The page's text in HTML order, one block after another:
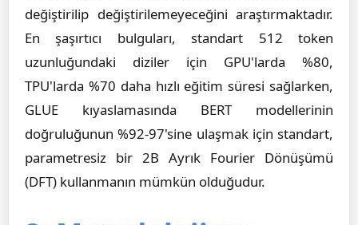
değiştirilip değiştirilemeyeceğini araştırmaktadır.
En şaşırtıcı bulguları, standart 512 token
uzunluğundaki diziler için GPU'larda %80,
TPU'larda %70 daha hızlı eğitim süresi sağlarken,
GLUE kıyaslamasında BERT modellerinin
doğruluğunun %92-97'sine ulaşmak için standart,
parametresiz bir 2B Ayrık Fourier Dönüşümü
(DFT) kullanmanın mümkün olduğudur.